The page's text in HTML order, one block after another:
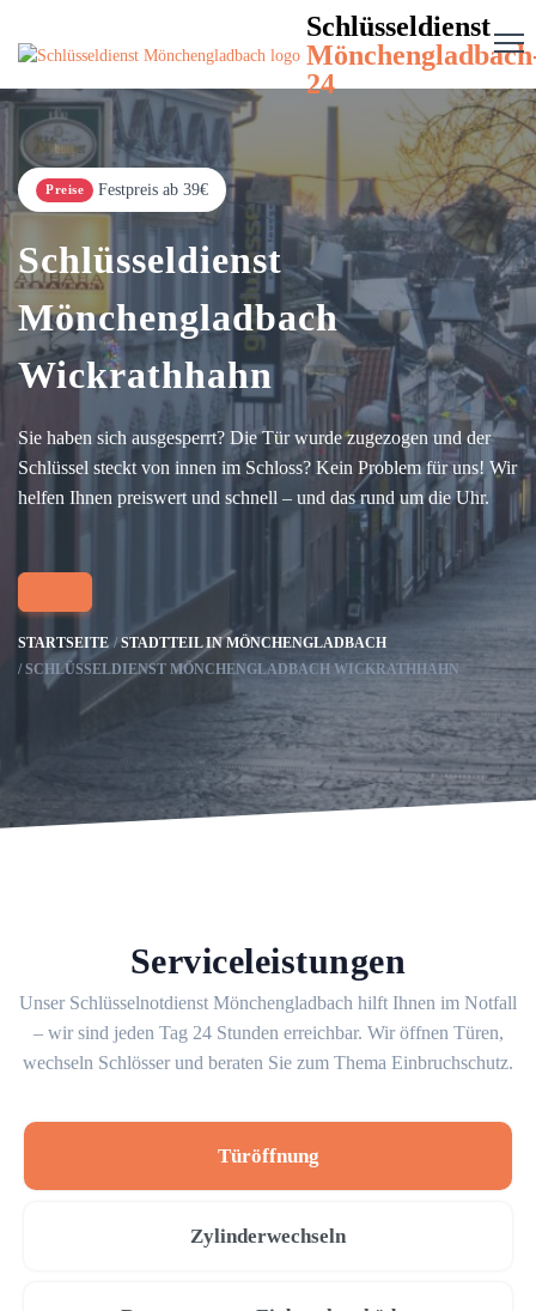
Schlüsseldienst
24
Preise Festpreis ab 39€
Schlüsseldienst
Mönchengladbach
Wickrathhahn
Sie haben sich ausgesperrt? Die Tür wurde zugezogen und der
Schlüssel steckt von innen im Schloss? Kein Problem für uns! Wir
helfen Ihnen preiswert und schnell – und das rund um die Uhr.
STARTSEITE
STADTTEIL IN MÖNCHENGLADBACH
SCHLÜSSELDIENST MÖNCHENGLADBACH WICKRATHHAHN
Serviceleistungen
Unser Schlüsselnotdienst Mönchengladbach hilft Ihnen im Notfall
– wir sind jeden Tag 24 Stunden erreichbar. Wir öffnen Türen,
wechseln Schlösser und beraten Sie zum Thema Einbruchschutz.
Türöffnung
Zylinderwechseln